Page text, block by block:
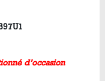
d’occasion